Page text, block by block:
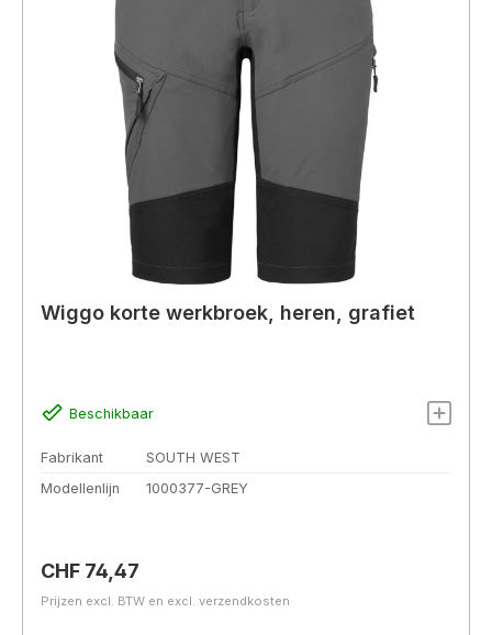
Wiggo korte werkbroek, heren, grafiet
Beschikbaar
Fabrikant
SOUTH WEST
Modellenlijn
1000377-GREY
Normale prijs:
CHF 74,47
Prijzen excl. BTW en excl. verzendkosten